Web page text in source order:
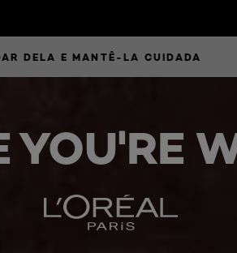
DELA E MANTÊ-LA CUIDADA
YOU'RE